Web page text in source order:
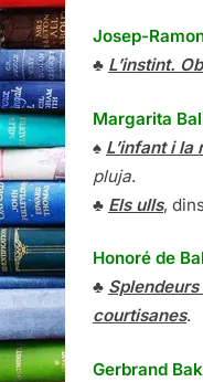
Josep-
♣ L’instint.
Margarita
♠ L’infant i la
pluja.
♣ Els ulls,
Honoré de
♣
courtisanes.
Gerbrand